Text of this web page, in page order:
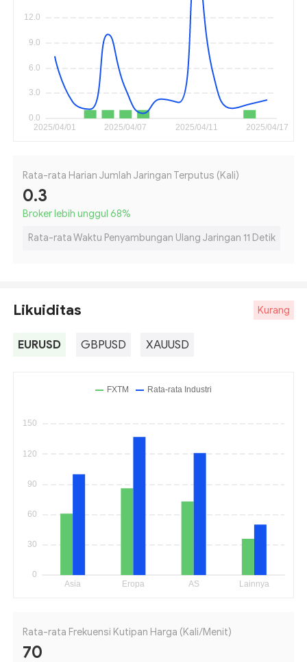
Rata-rata Harian Jumlah Jaringan Terputus (Kali)
0.3
Broker lebih unggul 68%
Rata-rata Waktu Penyambungan Ulang Jaringan 11 Detik
Likuiditas Kurang
EURUSD GBPUSD XAUUSD
Rata-rata Frekuensi Kutipan Harga (Kali/Menit)
70